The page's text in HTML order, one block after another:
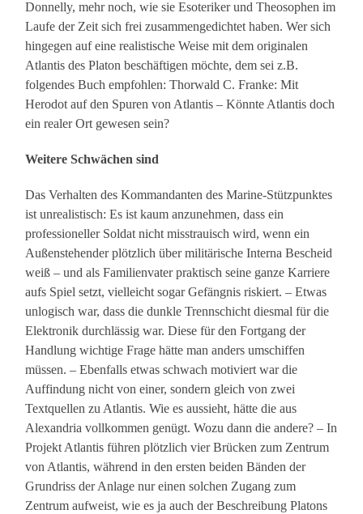
Donnelly, mehr noch, wie sie Esoteriker und Theosophen im
Laufe der Zeit sich frei zusammengedichtet haben. Wer sich
hingegen auf eine realistische Weise mit dem originalen
Atlantis des Platon beschäftigen möchte, dem sei z.B.
folgendes Buch empfohlen: Thorwald C. Franke: Mit
Herodot auf den Spuren von Atlantis – Könnte Atlantis doch
ein realer Ort gewesen sein?
Weitere Schwächen sind
Das Verhalten des Kommandanten des Marine-Stützpunktes
ist unrealistisch: Es ist kaum anzunehmen, dass ein
professioneller Soldat nicht misstrauisch wird, wenn ein
Außenstehender plötzlich über militärische Interna Bescheid
weiß – und als Familienvater praktisch seine ganze Karriere
aufs Spiel setzt, vielleicht sogar Gefängnis riskiert. – Etwas
unlogisch war, dass die dunkle Trennschicht diesmal für die
Elektronik durchlässig war. Diese für den Fortgang der
Handlung wichtige Frage hätte man anders umschiffen
müssen. – Ebenfalls etwas schwach motiviert war die
Auffindung nicht von einer, sondern gleich von zwei
Textquellen zu Atlantis. Wie es aussieht, hätte die aus
Alexandria vollkommen genügt. Wozu dann die andere? – In
Projekt Atlantis führen plötzlich vier Brücken zum Zentrum
von Atlantis, während in den ersten beiden Bänden der
Grundriss der Anlage nur einen solchen Zugang zum
Zentrum aufweist, wie es ja auch der Beschreibung Platons